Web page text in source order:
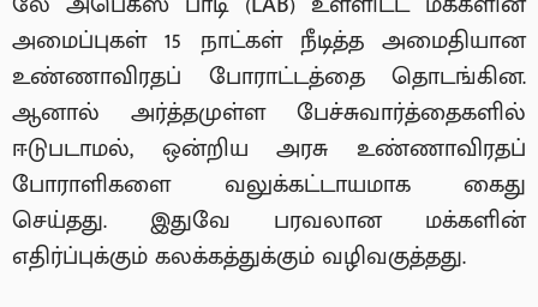
அமைப்புகள் 15 நாட்கள் நீடித்த அமைதியான
உண்ணாவிரதப் போராட்டத்தை தொடங்கின.
ஆனால் அர்த்தமுள்ள பேச்சுவார்த்தைகளில்
ஈடுபடாமல், ஒன்றிய அரசு உண்ணாவிரதப்
போராளிகளை வலுக்கட்டாயமாக கைது
செய்தது. இதுவே பரவலான மக்களின்
எதிர்ப்புக்கும் கலக்கத்துக்கும் வழிவகுத்தது.